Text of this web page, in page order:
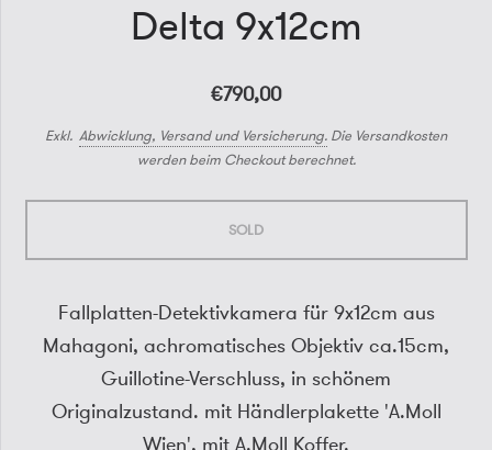
Delta 9x12cm
€790,00
Exkl.Abwicklung, Versand und Versicherung. Die Versandkosten
werden beim Checkout berechnet.
SOLD
Fallplatten-Detektivkamera für 9x12cm aus
Mahagoni, achromatisches Objektiv ca.15cm,
Guillotine-Verschluss, in schönem
Originalzustand. mit Händlerplakette 'A.Moll
Wien', mit A.Moll Koffer.